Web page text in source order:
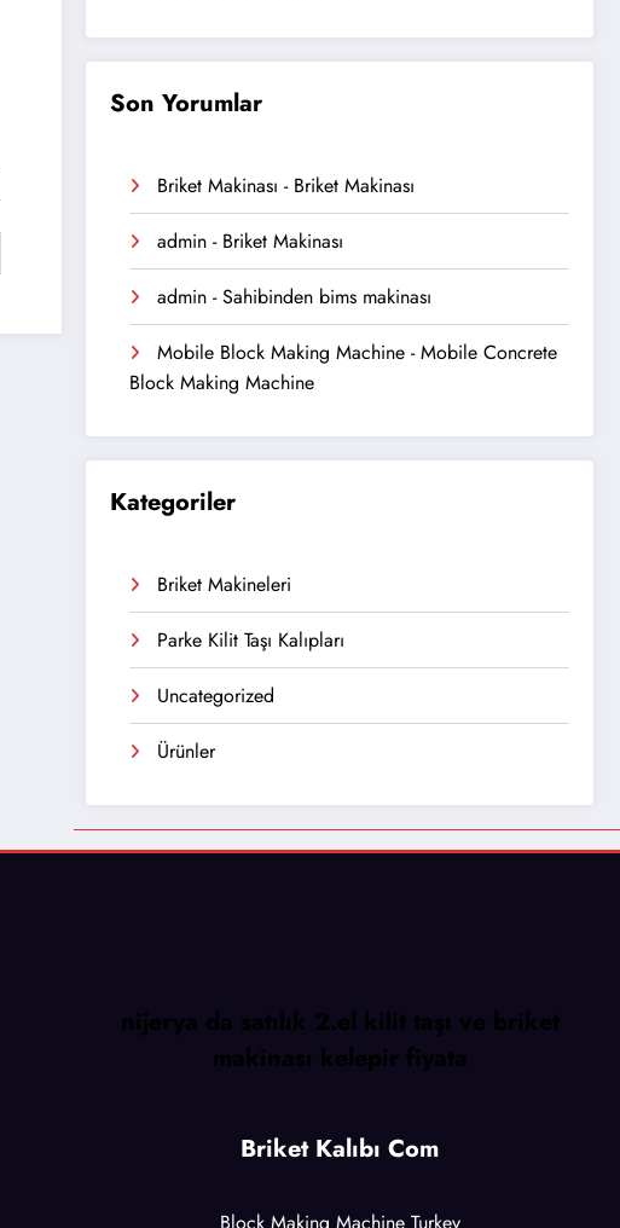
Son Yorumlar
Briket Makinası - Briket Makinası
admin - Briket Makinası
admin -Sahibinden bims makinası
Mobile Block Making Machine -Mobile Concrete
Block Making Machine
Kategoriler
Briket Makineleri
Parke Kilit Taşı Kalıpları
Uncategorized
Ürünler
nijerya da satılık 2.el kilit taşı ve briket
makinası kelepir fiyata
Briket Kalıbı Com